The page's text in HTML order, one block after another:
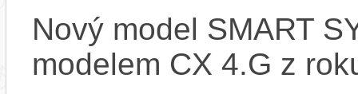
Nový model SMART
modelem CX 4.G z